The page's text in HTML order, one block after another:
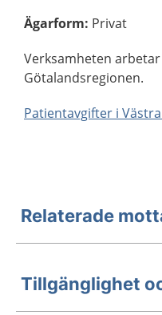
Ägarform: Privat
Verksamheten
Götalandsregionen.
Patientavgifter i
Relaterade
Tillgänglighet